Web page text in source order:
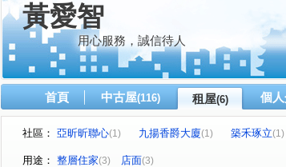
黃愛智
用心服務，誠信待人
首頁 中古屋(116) 租屋(6) 個
社區： 亞昕昕聯心(1) 九揚香爵大廈(1) 築禾琢立(1)
仁愛二路
用途： 整層住家(3) 店面(3)